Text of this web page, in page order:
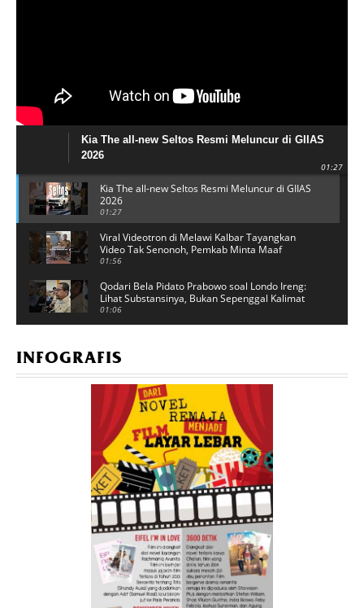
Kia The all-new Seltos Resmi Meluncur di GIIAS
2026
01:27
Kia The all-new Seltos Resmi Meluncur di GIIAS
2026
01:27
Viral Videotron di Melawi Kalbar Tayangkan
Video Tak Senonoh, Pemkab Minta Maaf
01:56
Qodari Bela Pidato Prabowo soal Londo Ireng:
Lihat Substansinya, Bukan Sepenggal Kalimat
01:06
Ledakan
00:41
Donald Trump Terjebak! Peran Iran Seret
Presiden AS ke Krisis Politik dan Militer
00:22
Pentagon Kembali Jadi Sorotan Setelah
Mengubah Data Korban Perang dengan Iran
00:43
Ketua RT Klinik Mordent Tak Tahu Ada Pria
Tewas Diduga Penjaga Rumah Febrie
Adriansyah
02:49
Polisi Gelar Olah TKP Terkait Kematian Sutrimo
yang Diduga Penjaga Rumah Febrie Adriansyah
00:49
Tak Gunakan Rompi Tahanan, Febrie
Adriansyah Resmi di Tahanan Kejagung
INFOGRAFIS